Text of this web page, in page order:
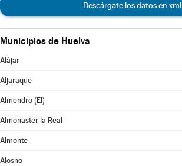
Descárgate los datos en xml
Municipios de Huelva
Alájar
Aljaraque
Almendro (El)
Almonaster la Real
Almonte
Alosno